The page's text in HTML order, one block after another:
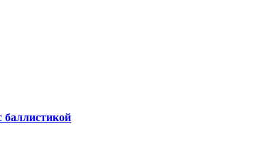
баллистикой